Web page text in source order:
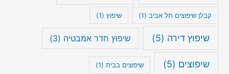
קבלן שיפוצים תל אביב(1) שיפוץ (1)
שיפוץ דירה (5) שיפוץ חדר אמבטיה (3)
שיפוצים (5) שיפוצים בבית (1)